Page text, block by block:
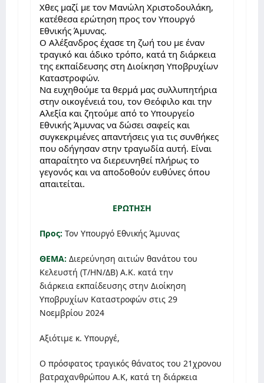
Χθες μαζί με τον Μανώλη Χριστοδουλάκη,
κατέθεσα ερώτηση προς τον Υπουργό
Εθνικής Άμυνας.
Ο Αλέξανδρος έχασε τη ζωή του με έναν
τραγικό και άδικο τρόπο, κατά τη διάρκεια
της εκπαίδευσης στη Διοίκηση Υποβρυχίων
Καταστροφών.
Να ευχηθούμε τα θερμά μας συλλυπητήρια
στην οικογένειά του, τον Θεόφιλο και την
Αλεξία και ζητούμε από το Υπουργείο
Εθνικής Άμυνας να δώσει σαφείς και
συγκεκριμένες απαντήσεις για τις συνθήκες
που οδήγησαν στην τραγωδία αυτή. Είναι
απαραίτητο να διερευνηθεί πλήρως το
γεγονός και να αποδοθούν ευθύνες όπου
απαιτείται.
ΕΡΩΤΗΣΗ
Προς: Τον Υπουργό Εθνικής Άμυνας
ΘΕΜΑ: Διερεύνηση αιτιών θανάτου του
Κελευστή (Τ/ΗΝ/ΔΒ) Α.Κ. κατά την
διάρκεια εκπαίδευσης στην Διοίκηση
Υποβρυχίων Καταστροφών στις 29
Νοεμβρίου 2024
Αξιότιμε κ. Υπουργέ,
Ο πρόσφατος τραγικός θάνατος του 21χρονου
βατραχανθρώπου Α.Κ, κατά τη διάρκεια